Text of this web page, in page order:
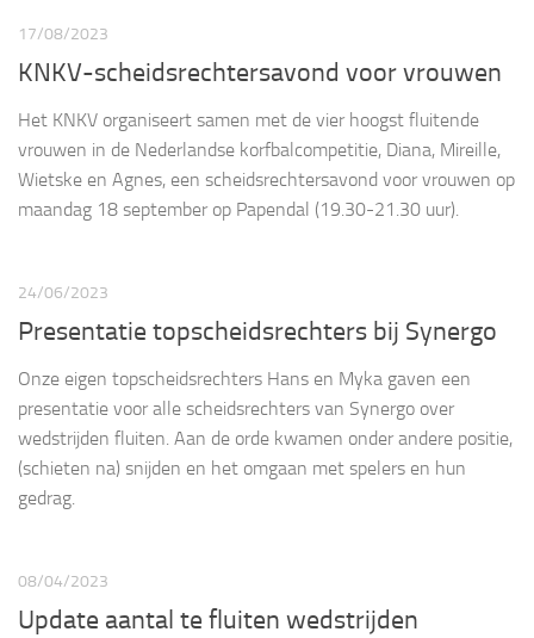
17/08/2023
KNKV-scheidsrechtersavond voor vrouwen
Het KNKV organiseert samen met de vier hoogst fluitende
vrouwen in de Nederlandse korfbalcompetitie, Diana, Mireille,
Wietske en Agnes, een scheidsrechtersavond voor vrouwen op
maandag 18 september op Papendal (19.30-21.30 uur).
24/06/2023
Presentatie topscheidsrechters bij Synergo
Onze eigen topscheidsrechters Hans en Myka gaven een
presentatie voor alle scheidsrechters van Synergo over
wedstrijden fluiten. Aan de orde kwamen onder andere positie,
(schieten na) snijden en het omgaan met spelers en hun
gedrag.
08/04/2023
Update aantal te fluiten wedstrijden